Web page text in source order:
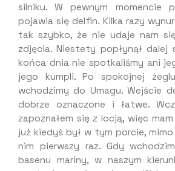
silniku. W pewnym momencie
pojawia się delfin. Kilka razy
tak szybko, że nie udaje nam
zdjęcia. Niestety popłynął
końca dnia nie spotkaliśmy ani
jego kumpli. Po spokojnej
wchodzimy do Umagu. Wejście
dobrze oznaczone i łatwe.
zapoznałem się z locją, więc
już kiedyś był w tym porcie,
nim pierwszy raz. Gdy
basenu mariny, w naszym